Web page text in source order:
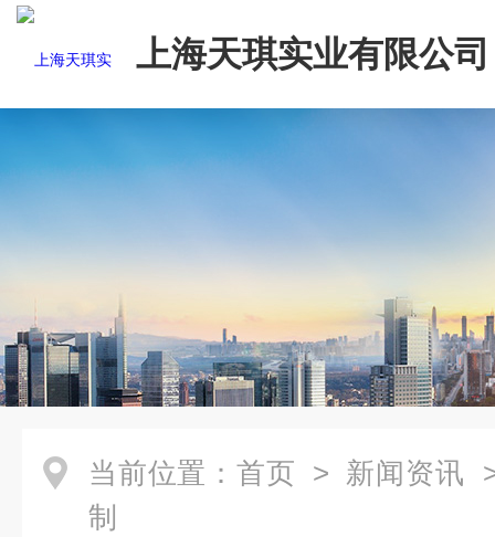
上海天琪实业有限公司
当前位置： 首页 > 新闻资讯
制